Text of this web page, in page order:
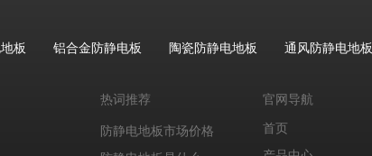
板 铝合金防静电板 陶瓷防静电地板 通风防静电地板
热词推荐
全钢活动防静电地板
防静电地板有什么用
官网导航
首页